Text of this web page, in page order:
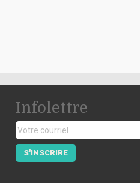
Infolettre
S'INSCRIRE